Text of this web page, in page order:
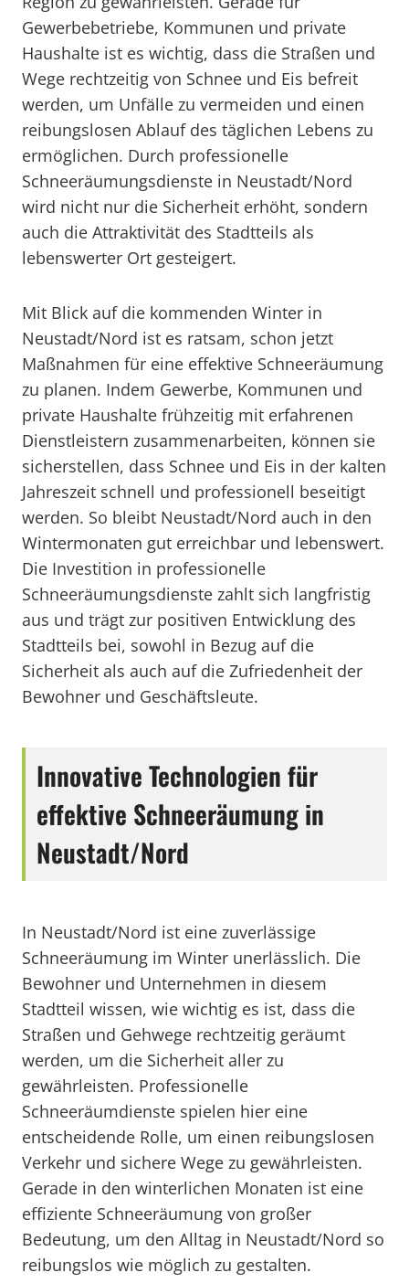
Gewerbebetriebe, Kommunen und private
Haushalte ist es wichtig, dass die Straßen und
Wege rechtzeitig von Schnee und Eis befreit
werden, um Unfälle zu vermeiden und einen
reibungslosen Ablauf des täglichen Lebens zu
ermöglichen. Durch professionelle
Schneeräumungsdienste in Neustadt/Nord
wird nicht nur die Sicherheit erhöht, sondern
auch die Attraktivität des Stadtteils als
lebenswerter Ort gesteigert.
Mit Blick auf die kommenden Winter in
Neustadt/Nord ist es ratsam, schon jetzt
Maßnahmen für eine effektive Schneeräumung
zu planen. Indem Gewerbe, Kommunen und
private Haushalte frühzeitig mit erfahrenen
Dienstleistern zusammenarbeiten, können sie
sicherstellen, dass Schnee und Eis in der kalten
Jahreszeit schnell und professionell beseitigt
werden. So bleibt Neustadt/Nord auch in den
Wintermonaten gut erreichbar und lebenswert.
Die Investition in professionelle
Schneeräumungsdienste zahlt sich langfristig
aus und trägt zur positiven Entwicklung des
Stadtteils bei, sowohl in Bezug auf die
Sicherheit als auch auf die Zufriedenheit der
Bewohner und Geschäftsleute.
Innovative Technologien für
effektive Schneeräumung in
Neustadt/Nord
In Neustadt/Nord ist eine zuverlässige
Schneeräumung im Winter unerlässlich. Die
Bewohner und Unternehmen in diesem
Stadtteil wissen, wie wichtig es ist, dass die
Straßen und Gehwege rechtzeitig geräumt
werden, um die Sicherheit aller zu
gewährleisten. Professionelle
Schneeräumdienste spielen hier eine
entscheidende Rolle, um einen reibungslosen
Verkehr und sichere Wege zu gewährleisten.
Gerade in den winterlichen Monaten ist eine
effiziente Schneeräumung von großer
Bedeutung, um den Alltag in Neustadt/Nord so
reibungslos wie möglich zu gestalten.